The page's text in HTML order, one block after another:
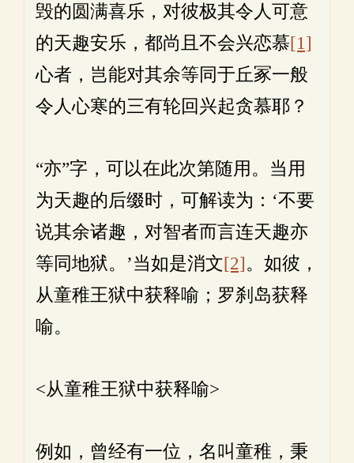
毁的圆满喜乐，对彼极其令人可意
的天趣安乐，都尚且不会兴恋慕[1]
心者，岂能对其余等同于丘冢一般
令人心寒的三有轮回兴起贪慕耶？
“亦”字，可以在此次第随用。当用
为天趣的后缀时，可解读为：‘不要
说其余诸趣，对智者而言连天趣亦
等同地狱。’当如是消文[2]。如彼，
从童稚王狱中获释喻；罗刹岛获释
喻。
<从童稚王狱中获释喻>
例如，曾经有一位，名叫童稚，秉